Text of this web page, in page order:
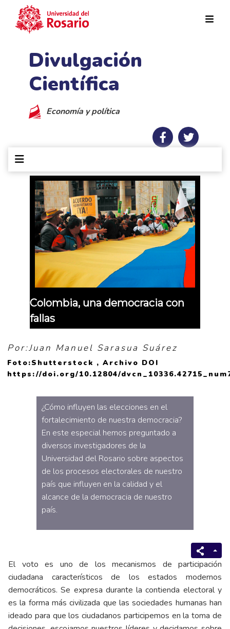
Divulgación
Científica
Economía y política
Colombia, una democracia con
fallas
Por:Juan Manuel Sarasua Suárez
Foto:Shutterstock , Archivo DOI
https://doi.org/10.12804/
¿Cómo influyen las elecciones en el
fortalecimiento de nuestra democracia?
En este especial hemos preguntado a
diversos investigadores de la
Universidad del Rosario sobre aspectos
de los procesos electorales de nuestro
país que influyen en la calidad y el
alcance de la democracia de nuestro
país.
El voto es uno de los mecanismos de participación
ciudadana característicos de los estados modernos
democráticos. Se expresa durante la contienda electoral y
es la forma más civilizada que las sociedades humanas han
ideado para que los ciudadanos participemos en la toma de